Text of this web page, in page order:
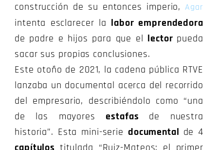
construcción de su entonces imperio,Agar
intenta esclarecer la labor emprendedora
de padre e hijos para que el lector pueda
sacar sus propias conclusiones.
Este otoño de 2021, la cadena pública RTVE
lanzaba un documental acerca del recorrido
del empresario, describiéndolo como “una
de las mayoresestafas de nuestra
historia”. Esta mini-serie documental de 4